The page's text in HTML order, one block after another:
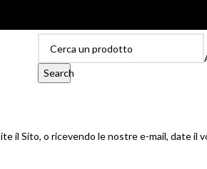
Search
il Sito, o ricevendo le nostre e-mail, date il